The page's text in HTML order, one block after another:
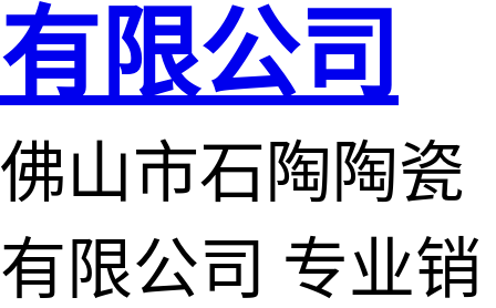
有限公司
佛山市石陶陶瓷
有限公司 专业销